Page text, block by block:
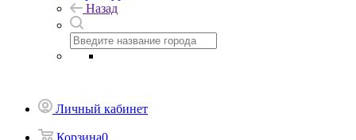
Назад
Личный кабинет
Корзина0